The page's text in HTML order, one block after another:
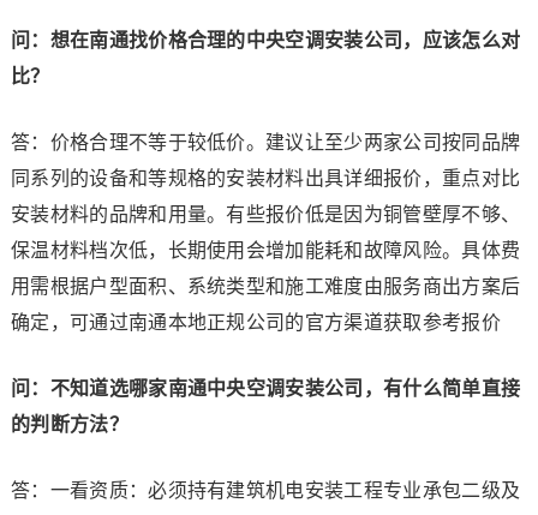
问：想在南通找价格合理的中央空调安装公司，应该怎么对
比？
答：价格合理不等于较低价。建议让至少两家公司按同品牌
同系列的设备和等规格的安装材料出具详细报价，重点对比
安装材料的品牌和用量。有些报价低是因为铜管壁厚不够、
保温材料档次低，长期使用会增加能耗和故障风险。具体费
用需根据户型面积、系统类型和施工难度由服务商出方案后
确定，可通过南通本地正规公司的官方渠道获取参考报价
问：不知道选哪家南通中央空调安装公司，有什么简单直接
的判断方法？
答：一看资质：必须持有建筑机电安装工程专业承包二级及